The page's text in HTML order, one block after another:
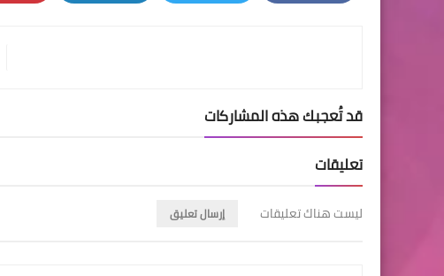
قد تُعجبك هذه المشاركات
تعليقات
ليست هناك تعليقات إرسال تعليق